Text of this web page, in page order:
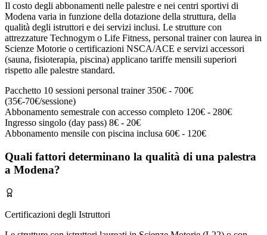
Il costo degli abbonamenti nelle palestre e nei centri sportivi di
Modena varia in funzione della dotazione della struttura, della
qualità degli istruttori e dei servizi inclusi. Le strutture con
attrezzature Technogym o Life Fitness, personal trainer con laurea in
Scienze Motorie o certificazioni NSCA/ACE e servizi accessori
(sauna, fisioterapia, piscina) applicano tariffe mensili superiori
rispetto alle palestre standard.
Pacchetto 10 sessioni personal trainer 350€ - 700€
(35€-70€/sessione)
Abbonamento semestrale con accesso completo 120€ - 280€
Ingresso singolo (day pass) 8€ - 20€
Abbonamento mensile con piscina inclusa 60€ - 120€
Quali fattori determinano la qualità di una palestra
a Modena?
Certificazioni degli Istruttori